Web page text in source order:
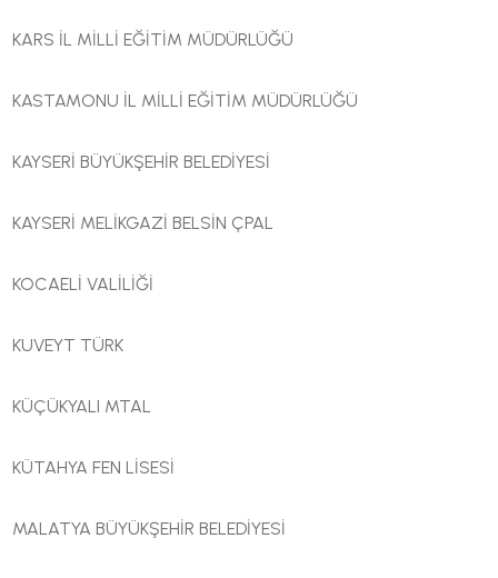
KARS İL MİLLİ EĞİTİM MÜDÜRLÜĞÜ
KASTAMONU İL MİLLİ EĞİTİM MÜDÜRLÜĞÜ
KAYSERİ BÜYÜKŞEHİR BELEDİYESİ
KAYSERİ MELİKGAZİ BELSİN ÇPAL
KOCAELİ VALİLİĞİ
KUVEYT TÜRK
KÜÇÜKYALI MTAL
KÜTAHYA FEN LİSESİ
MALATYA BÜYÜKŞEHİR BELEDİYESİ